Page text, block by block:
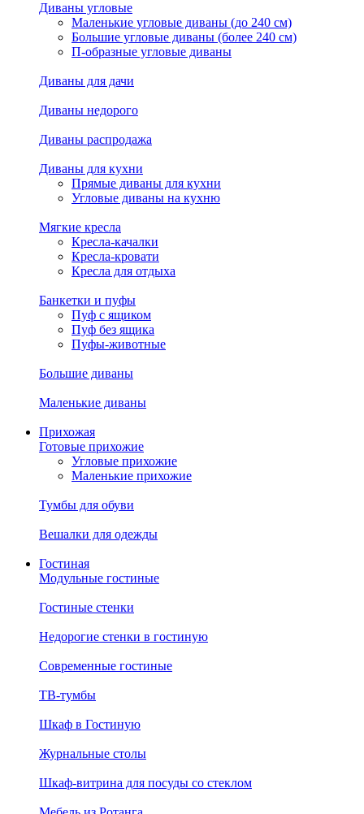
Диваны угловые
Маленькие угловые диваны (до 240 см)
Большие угловые диваны (более 240 см)
П-образные угловые диваны
Диваны для дачи
Диваны недорого
Диваны распродажа
Диваны для кухни
Прямые диваны для кухни
Угловые диваны на кухню
Мягкие кресла
Кресла-качалки
Кресла-кровати
Кресла для отдыха
Банкетки и пуфы
Пуф с ящиком
Пуф без ящика
Пуфы-животные
Большие диваны
Маленькие диваны
Прихожая
Готовые прихожие
Угловые прихожие
Маленькие прихожие
Тумбы для обуви
Вешалки для одежды
Гостиная
Модульные гостиные
Гостиные стенки
Недорогие стенки в гостиную
Современные гостиные
ТВ-тумбы
Шкаф в Гостиную
Журнальные столы
Шкаф-витрина для посуды со стеклом